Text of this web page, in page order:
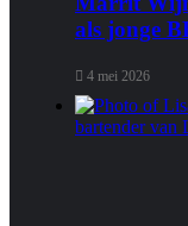
als jonge
4 mei 2026